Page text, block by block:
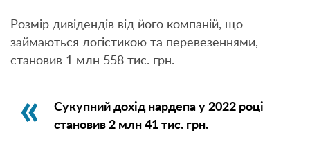
Розмір дивідендів від його компаній, що
займаються логістикою та перевезеннями,
становив 1 млн 558 тис. грн.
Сукупний дохід нардепа у 2022 році
становив 2 млн 41 тис. грн.